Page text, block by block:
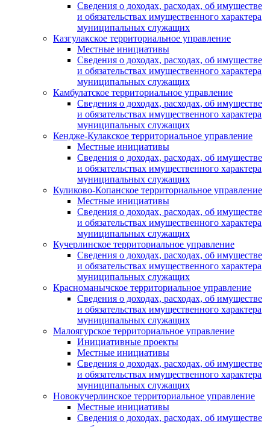
Сведения о доходах, расходах, об имуществе
и обязательствах имущественного характера
муниципальных служащих
Казгулакское территориальное управление
Местные инициативы
Сведения о доходах, расходах, об имуществе
и обязательствах имущественного характера
муниципальных служащих
Камбулатское территориальное управление
Сведения о доходах, расходах, об имуществе
и обязательствах имущественного характера
муниципальных служащих
Кендже-Кулакское территориальное управление
Местные инициативы
Сведения о доходах, расходах, об имуществе
и обязательствах имущественного характера
муниципальных служащих
Куликово-Копанское территориальное управление
Местные инициативы
Сведения о доходах, расходах, об имуществе
и обязательствах имущественного характера
муниципальных служащих
Кучерлинское территориальное управление
Сведения о доходах, расходах, об имуществе
и обязательствах имущественного характера
муниципальных служащих
Красноманычское территориальное управление
Сведения о доходах, расходах, об имуществе
и обязательствах имущественного характера
муниципальных служащих
Малоягурское территориальное управление
Инициативные проекты
Местные инициативы
Сведения о доходах, расходах, об имуществе
и обязательствах имущественного характера
муниципальных служащих
Новокучерлинское территориальное управление
Местные инициативы
Сведения о доходах, расходах, об имуществе